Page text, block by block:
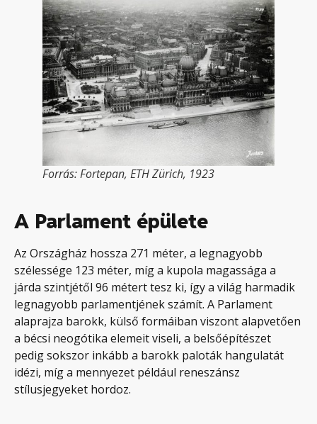
Forrás: Fortepan, ETH Zürich, 1923
A Parlament épülete
Az Országház hossza 271 méter, a legnagyobb
szélessége 123 méter, míg a kupola magassága a
járda szintjétől 96 métert tesz ki, így a világ harmadik
legnagyobb parlamentjének számít. A Parlament
alaprajza barokk, külső formáiban viszont alapvetően
a bécsi neogótika elemeit viseli, a belsőépítészet
pedig sokszor inkább a barokk paloták hangulatát
idézi, míg a mennyezet például reneszánsz
stílusjegyeket hordoz.